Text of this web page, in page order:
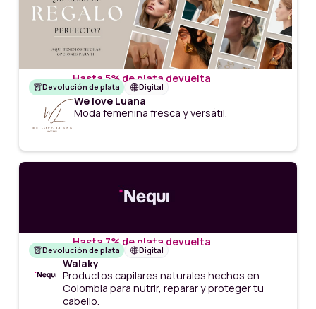
Hasta 5% de plata devuelta
Devolución de plata Digital
We love Luana
Moda femenina fresca y versátil.
Hasta 7% de plata devuelta
Devolución de plata Digital
Walaky
Productos capilares naturales hechos en
Colombia para nutrir, reparar y proteger tu
cabello.